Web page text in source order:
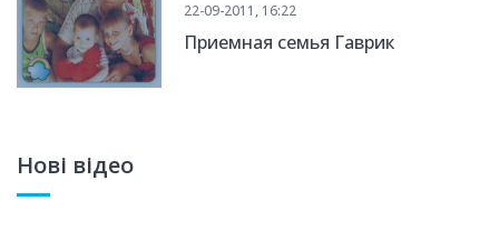
22-09-2011, 16:22
Приемная семья Гаврик
Нові відео